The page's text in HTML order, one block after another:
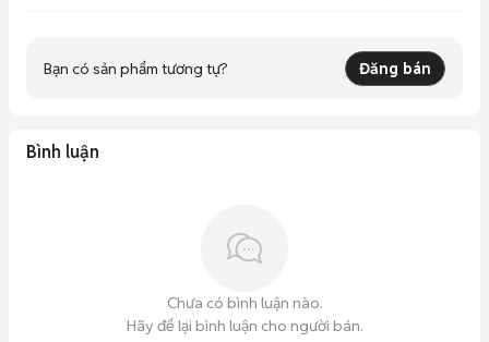
Bạn có sản phẩm tương tự? Đăng bán
Bình luận
Chưa có bình luận nào.
Hãy để lại bình luận cho người bán.